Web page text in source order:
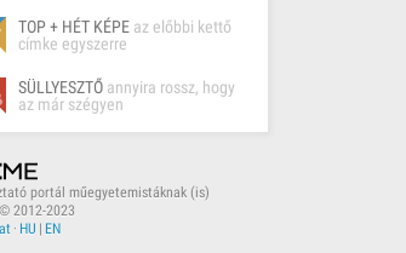
TOP + HÉT KÉPE az előbbi kettő
címke egyszerre
SÜLLYESZTŐ annyira rossz, hogy
az már szégyen
portál műegyetemistáknak (is)
2012-2023
· HU | EN